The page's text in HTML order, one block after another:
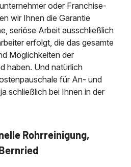
oder Franchise-
wir Ihnen die Garantie
seriöse Arbeit ausschließlich
erfolgt, die das gesamte
Möglichkeiten der
haben. Und natürlich
für An- und
schließlich bei Ihnen in der
Rohrreinigung,